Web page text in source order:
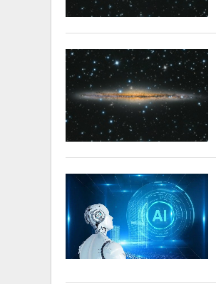
外国名人
外国名人